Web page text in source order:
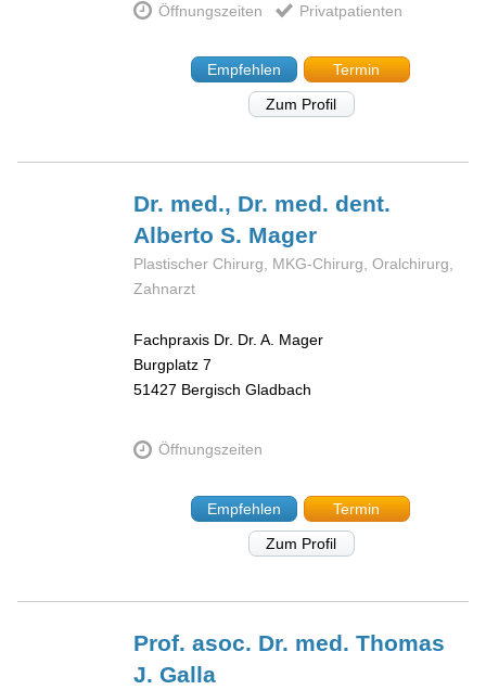
Öffnungszeiten Privatpatienten
Empfehlen
Termin
Zum Profil
Dr. med., Dr. med. dent.
Alberto S. Mager
Plastischer Chirurg, MKG-Chirurg, Oralchirurg,
Zahnarzt
Fachpraxis Dr. Dr. A. Mager
Burgplatz 7
51427 Bergisch Gladbach
Öffnungszeiten
Empfehlen
Termin
Zum Profil
Prof. asoc. Dr. med. Thomas
J.Galla